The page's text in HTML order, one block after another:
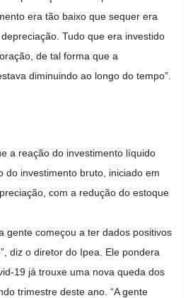
era tão baixo que sequer era
Tudo que era investido
de tal forma que a
diminuindo ao longo do tempo”.
a reação do investimento líquido
do investimento bruto, iniciado em
com a redução do estoque
gente começou a ter dados positivos
diz o diretor do Ipea. Ele pondera
19 já trouxe uma nova queda dos
trimestre deste ano. “A gente